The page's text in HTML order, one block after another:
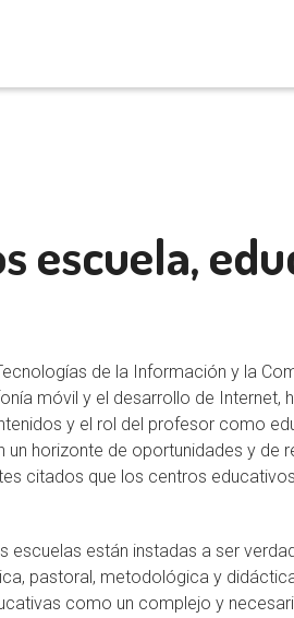
escuela,
de la Información y la
móvil y el desarrollo de Internet,
y el rol del profesor como
un horizonte de oportunidades y de
citados que los centros
escuelas están instadas a ser
pastoral, metodológica y
como un complejo y